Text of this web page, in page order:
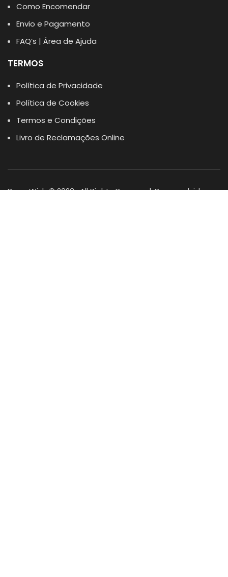
Como Encomendar
Envio e Pagamento
FAQ’s | Área de Ajuda
TERMOS
Política de Privacidade
Política de Cookies
Termos e Condições
Livro de Reclamações Online
Dogs Wish © 2023 . All Rights Reserved. Desenvolvido por